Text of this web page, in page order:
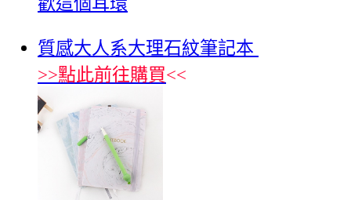
質感大人系大理石紋筆記本
>>點此前往購買<<